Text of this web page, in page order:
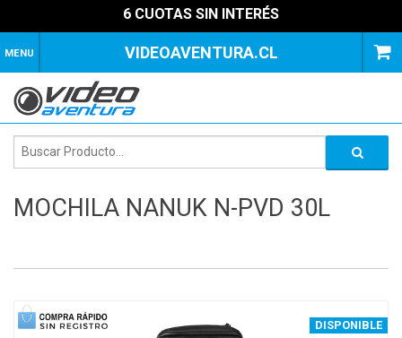
6 CUOTAS SIN INTERÉS
MENU VIDEOAVENTURA.CL
MOCHILA NANUK N-PVD 30L
DISPONIBLE
1 of 4